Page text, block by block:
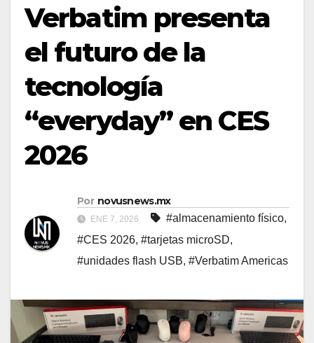
Verbatim presenta
el futuro de la
tecnología
“everyday” en CES
2026
Por novusnews.mx
ENE 7, 2026 #almacenamiento físico,
#CES 2026, #tarjetas microSD,
#unidades flash USB, #Verbatim Americas